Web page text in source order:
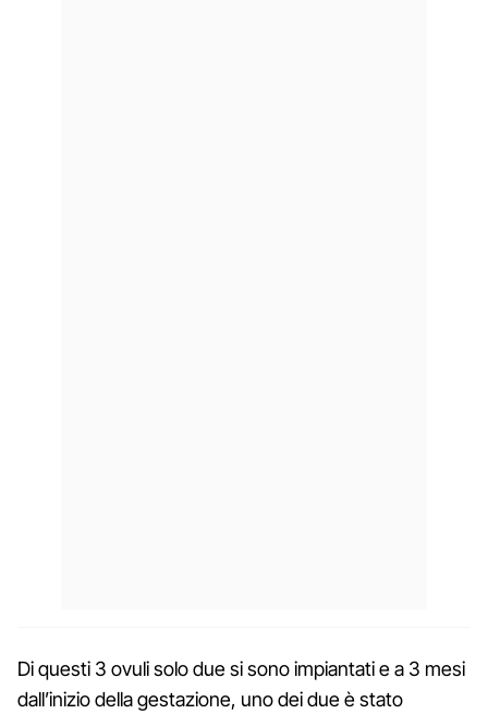
Di questi 3 ovuli solo due si sono impiantati e a 3 mesi
dall’inizio della gestazione, uno dei due è stato